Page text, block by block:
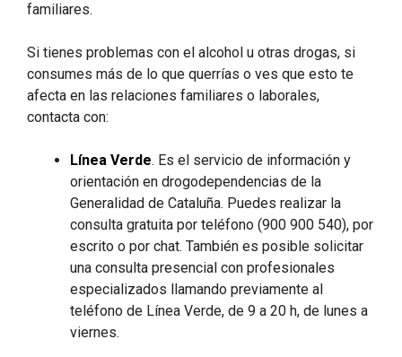
familiares.
Si tienes problemas con el alcohol u otras drogas, si
consumes más de lo que querrías o ves que esto te
afecta en las relaciones familiares o laborales,
contacta con:
Línea Verde. Es el servicio de información y
orientación en drogodependencias de la
Generalidad de Cataluña. Puedes realizar la
consulta gratuita por teléfono (900 900 540), por
escrito o por chat. También es posible solicitar
una consulta presencial con profesionales
especializados llamando previamente al
teléfono de Línea Verde, de 9 a 20 h, de lunes a
viernes.